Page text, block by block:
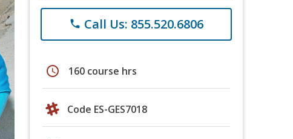
phone Call Us: 855.520.6806
schedule 160 course hrs
Code ES-GES7018